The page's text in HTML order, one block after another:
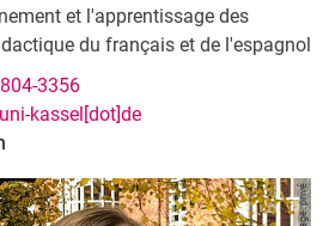
et l'apprentissage des
du français et de l'espagnol
3356
kassel[dot]de
Image: privé